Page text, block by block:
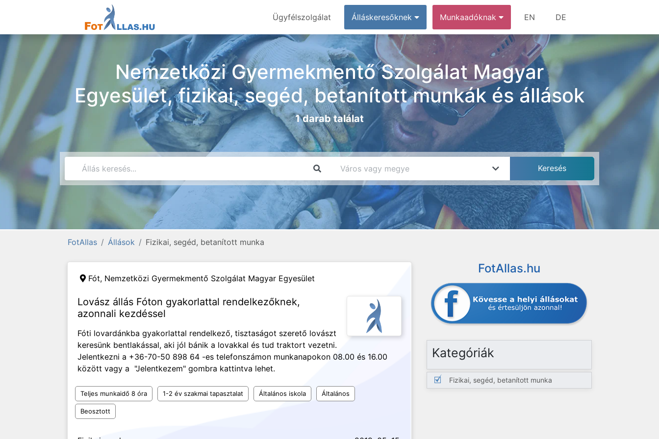
Ügyfélszolgálat Álláskeresőknek Munkaadóknak EN DE
Nemzetközi Gyermekmentő Szolgálat Magyar
Egyesület, fizikai, segéd, betanított munkák és állások
1 darab találat
FotAllas Állások Fizikai, segéd, betanított munka
Fót, Nemzetközi Gyermekmentő Szolgálat Magyar Egyesület
Lovász állás Fóton gyakorlattal rendelkezőknek,
azonnali kezdéssel
Fóti lovardánkba gyakorlattal rendelkező, tisztaságot szerető lovászt
keresünk bentlakással, aki jól bánik a lovakkal és tud traktort vezetni.
Jelentkezni a +36-70-50 898 64 -es telefonszámon munkanapokon 08.00 és 16.00
között vagy a "Jelentkezem" gombra kattintva lehet.
Teljes munkaidő 8 óra 1-2 év szakmai tapasztalat Általános iskola Általános
Beosztott
FotAllas.hu
Kategóriák
Fizikai, segéd, betanított munka